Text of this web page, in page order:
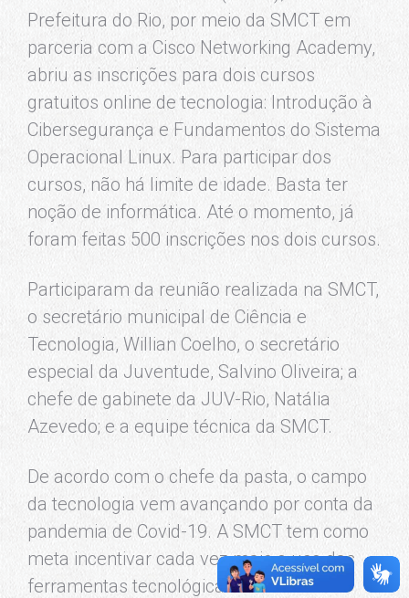
Prefeitura do Rio, por meio da SMCT em
parceria com a Cisco Networking Academy,
abriu as inscrições para dois cursos
gratuitos online de tecnologia: Introdução à
Cibersegurança e Fundamentos do Sistema
Operacional Linux. Para participar dos
cursos, não há limite de idade. Basta ter
noção de informática. Até o momento, já
foram feitas 500 inscrições nos dois cursos.
Participaram da reunião realizada na SMCT,
o secretário municipal de Ciência e
Tecnologia, Willian Coelho, o secretário
especial da Juventude, Salvino Oliveira; a
chefe de gabinete da JUV-Rio, Natália
Azevedo; e a equipe técnica da SMCT.
De acordo com o chefe da pasta, o campo
da tecnologia vem avançando por conta da
pandemia de Covid-19. A SMCT tem como
meta incentivar cada vez mais o uso das
ferramentas tecnológicas oferecendo